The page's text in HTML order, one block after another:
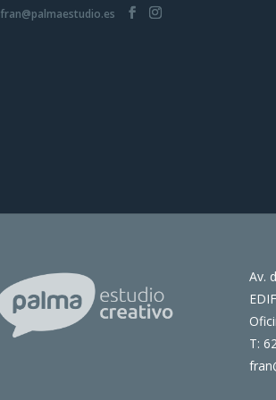
fran@palmaestudio.es
Av.
T: